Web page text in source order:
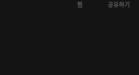
찜 공유하기